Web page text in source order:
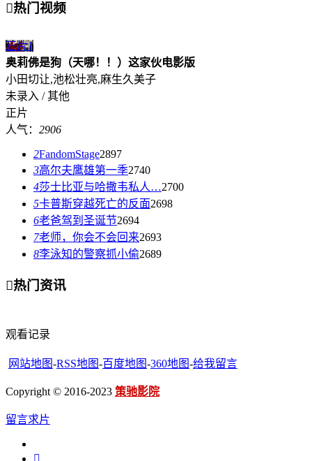
热门视频
正片1
奥莉佛是狗（天哪！！）这家伙电影版
小田切让,池松壮亮,麻生久美子
未录入 / 其他
正片
人气： 2906
2FandomStage2897
3高尔夫鹰雄第一季2740
4莎士比亚与哈撒韦私人…2700
5卡普斯穿越死亡的反面2698
6老爸驾到圣诞节2694
7老师，你会不会回来2693
8李泳知的警察抓小偷2689
热门资讯
观看记录
网站地图-RSS地图-百度地图-360地图-给我留言
Copyright © 2016-2023 策驰影院
留言求片
